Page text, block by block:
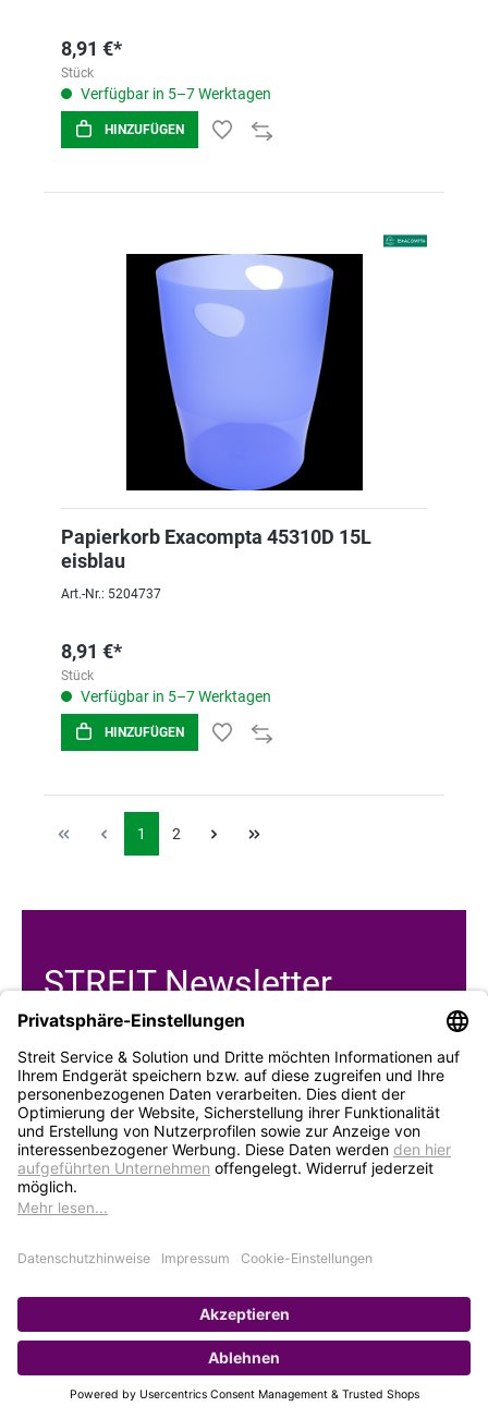
8,91 €*
Stück
Verfügbar in 5–7 Werktagen
HINZUFÜGEN
Papierkorb Exacompta 45310D 15L
eisblau
Art.-Nr.: 5204737
8,91 €*
Stück
Verfügbar in 5–7 Werktagen
HINZUFÜGEN
1 2
STREIT Newsletter
Neue Produkte, Blogbeiträge, Eventeinladungen und
vieles mehr
Bleiben Sie auf dem Laufenden und abonnieren Sie
gerne unseren Newsletter:
Service